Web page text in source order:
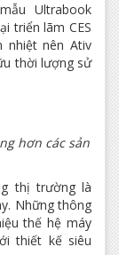
Ultrabook
triển lãm CES
nhiệt nên Ativ
thời lượng sử
hơn các sản
thị trường là
Những thông
thế hệ máy
thiết kế siêu